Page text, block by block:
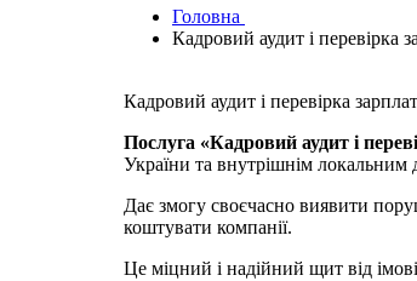
Головна
Кадровий аудит і перевірка
Кадровий аудит і перевірка
Послуга «Кадровий аудит і
України та внутрішнім локальним
Дає змогу своєчасно виявити
коштувати компанії.
Це міцний і надійний щит від